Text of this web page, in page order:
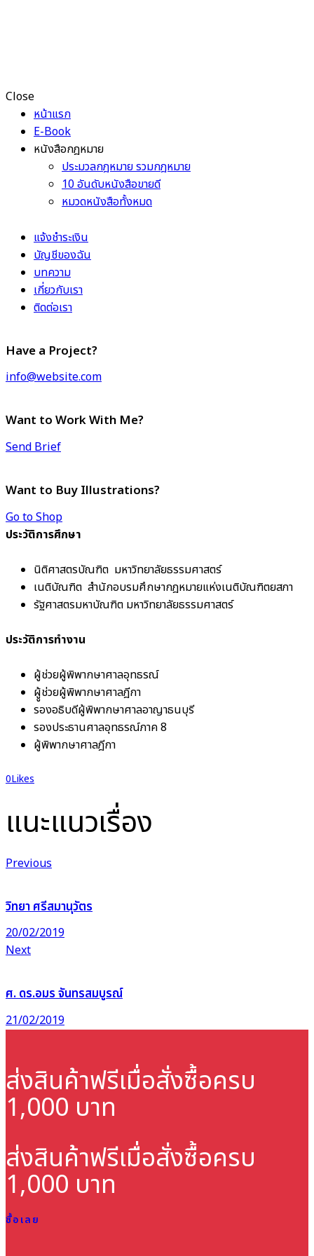
Close
หน้าแรก
E-Book
หนังสือกฎหมาย
ประมวลกฎหมาย รวมกฎหมาย
10 อันดับหนังสือขายดี
หมวดหนังสือทั้งหมด
แจ้งชำระเงิน
บัญชีของฉัน
บทความ
เกี่ยวกับเรา
ติดต่อเรา
Have a Project?
info@website.com
Want to Work With Me?
Send Brief
Want to Buy Illustrations?
Go to Shop
ประวัติการศึกษา
นิติศาสตรบัณฑิต มหาวิทยาลัยธรรมศาสตร์
เนติบัณฑิต สํานักอบรมศึกษากฎหมายแห่งเนติบัณฑิตยสภา
รัฐศาสตรมหาบัณฑิต มหาวิทยาลัยธรรมศาสตร์
ประวัติการทำงาน
ผู้ช่วยผู้พิพากษาศาลอุทธรณ์
ผูู้ช่วยผู้พิพากษาศาลฎีกา
รองอธิบดีผู้พิพากษาศาลอาญาธนบุรี
รองประธานศาลอุทธรณ์ภาค 8
ผู้พิพากษาศาลฎีกา
0Likes
แนะแนวเรื่อง
Previous
วิทยา ศรีสมานุวัตร
20/02/2019
Next
ศ. ดร.อมร จันทรสมบูรณ์
21/02/2019
ส่งสินค้าฟรีเมื่อสั่งซื้อครบ
1,000 บาท
ส่งสินค้าฟรีเมื่อสั่งซื้อครบ
1,000 บาท
ซื้อเลย